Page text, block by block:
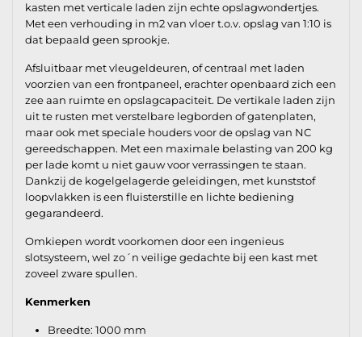
kasten met verticale laden zijn echte opslagwondertjes.
Met een verhouding in m2 van vloer t.o.v. opslag van 1:10 is
dat bepaald geen sprookje.
Afsluitbaar met vleugeldeuren, of centraal met laden
voorzien van een frontpaneel, erachter openbaard zich een
zee aan ruimte en opslagcapaciteit. De vertikale laden zijn
uit te rusten met verstelbare legborden of gatenplaten,
maar ook met speciale houders voor de opslag van NC
gereedschappen. Met een maximale belasting van 200 kg
per lade komt u niet gauw voor verrassingen te staan.
Dankzij de kogelgelagerde geleidingen, met kunststof
loopvlakken is een fluisterstille en lichte bediening
gegarandeerd.
Omkiepen wordt voorkomen door een ingenieus
slotsysteem, wel zo´n veilige gedachte bij een kast met
zoveel zware spullen.
Kenmerken
Breedte: 1000 mm